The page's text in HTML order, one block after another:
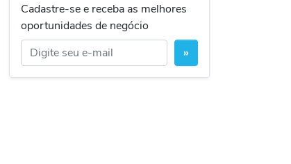
Cadastre-se e receba as melhores
oportunidades de negócio
»